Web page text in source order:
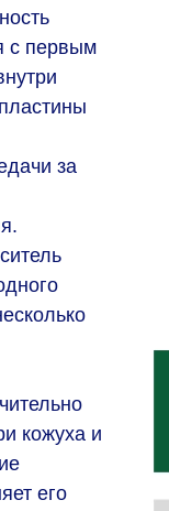
с первым
за
кожуха и
его